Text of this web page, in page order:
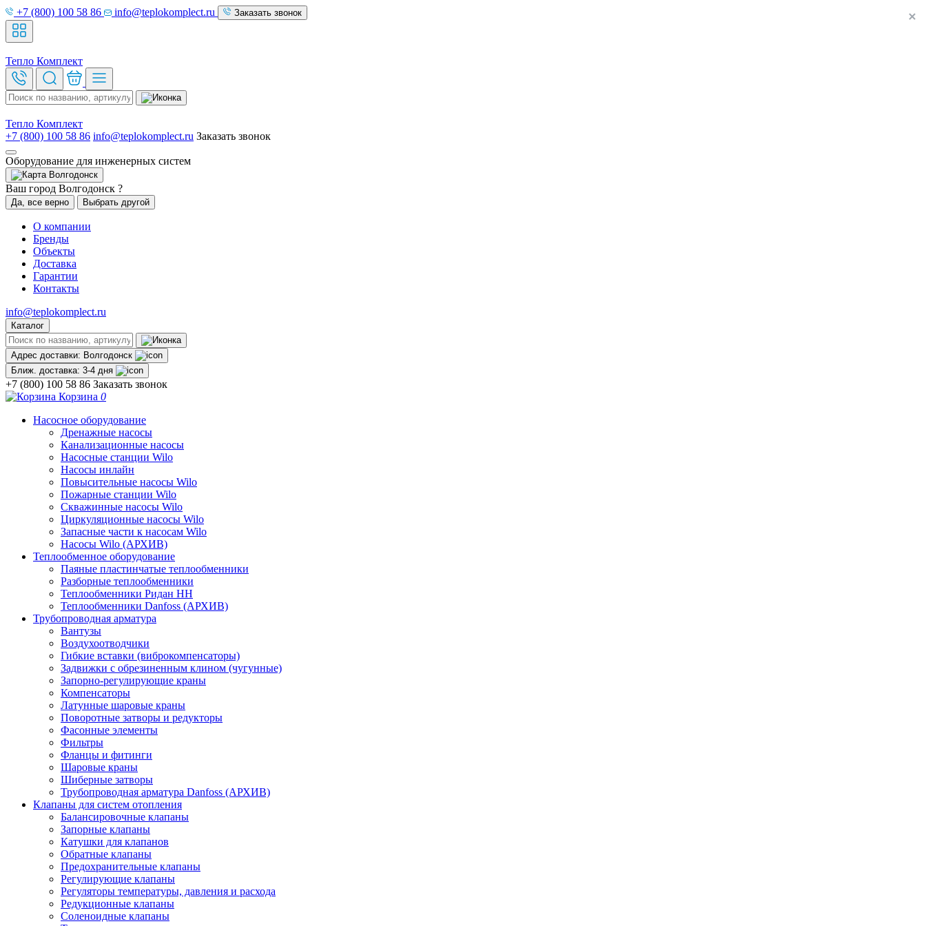
+7 (800) 100 58 86 info@teplokomplect.ru Заказать звонок
Тепло Комплект
Тепло Комплект
+7 (800) 100 58 86 info@teplokomplect.ru Заказать звонок
Оборудование для инженерных систем
Волгодонск
Ваш город Волгодонск ?
Да, все верно Выбрать другой
О компании
Бренды
Объекты
Доставка
Гарантии
Контакты
info@teplokomplect.ru
Каталог
Адрес доставки: Волгодонск
Ближ. доставка: 3-4 дня
+7 (800) 100 58 86 Заказать звонок
Корзина 0
Насосное оборудование
Дренажные насосы
Канализационные насосы
Насосные станции Wilo
Насосы инлайн
Повысительные насосы Wilo
Пожарные станции Wilo
Скважинные насосы Wilo
Циркуляционные насосы Wilo
Запасные части к насосам Wilo
Насосы Wilo (АРХИВ)
Теплообменное оборудование
Паяные пластинчатые теплообменники
Разборные теплообменники
Теплообменники Ридан НН
Теплообменники Danfoss (АРХИВ)
Трубопроводная арматура
Вантузы
Воздухоотводчики
Гибкие вставки (виброкомпенсаторы)
Задвижки с обрезиненным клином (чугунные)
Запорно-регулирующие краны
Компенсаторы
Латунные шаровые краны
Поворотные затворы и редукторы
Фасонные элементы
Фильтры
Фланцы и фитинги
Шаровые краны
Шиберные затворы
Трубопроводная арматура Danfoss (АРХИВ)
Клапаны для систем отопления
Балансировочные клапаны
Запорные клапаны
Катушки для клапанов
Обратные клапаны
Предохранительные клапаны
Регулирующие клапаны
Регуляторы температуры, давления и расхода
Редукционные клапаны
Соленоидные клапаны